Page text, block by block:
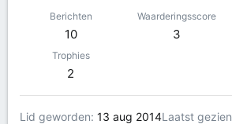
Berichten
10
Waarderingsscore
3
Trophies
2
Lid geworden 13 aug 2014Laatst gezien